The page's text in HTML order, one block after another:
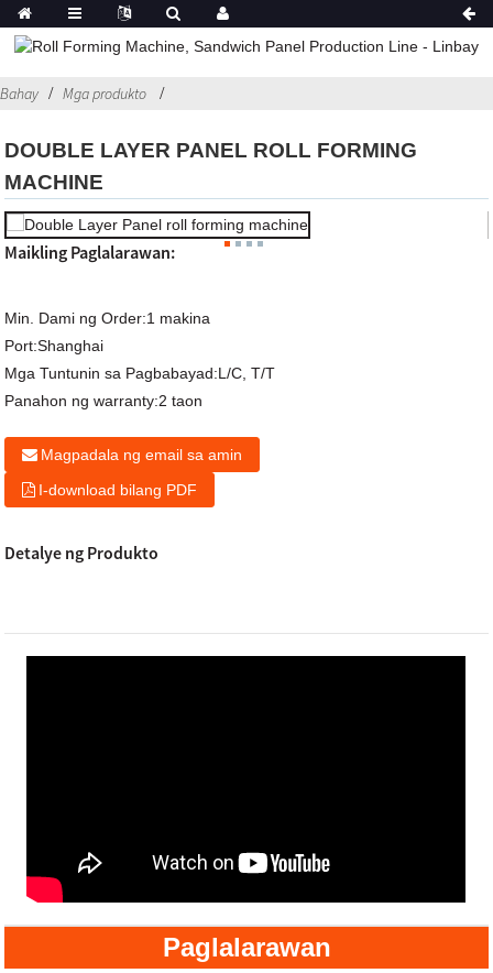
Bahay Mga produkto
DOUBLE LAYER PANEL ROLL FORMING
MACHINE
Maikling Paglalarawan:
Min. Dami ng Order:1 makina
Port:Shanghai
Mga Tuntunin sa Pagbabayad:L/C, T/T
Panahon ng warranty:2 taon
Magpadala ng email sa amin
I-download bilang PDF
Detalye ng Produkto
Paglalarawan